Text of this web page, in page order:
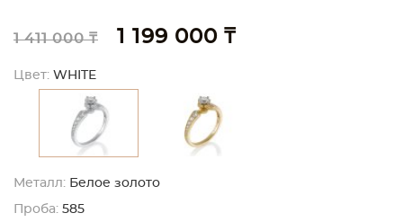
1 411 000 ₸ 1 199 000 ₸
Цвет: WHITE
Металл: Белое золото
Проба: 585